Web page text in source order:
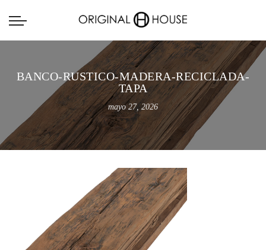
BANCO-RUSTICO-MADERA-RECICLADA-
TAPA
mayo 27, 2026